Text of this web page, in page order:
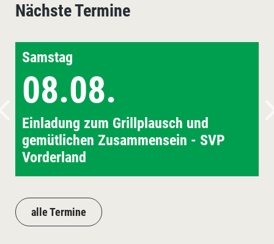
Nächste Termine
Samstag
08.08.
Einladung zum Grillplausch und
gemütlichen Zusammensein - SVP
Vorderland
alle Termine